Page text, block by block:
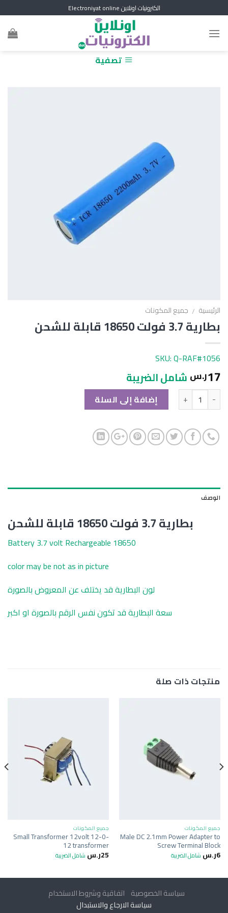
to
content
الكترونيات اونلاين Electroniyat online
تصفية
الرئيسية / جميع المكونات
بطارية 3.7 فولت 18650 قابلة للشحن
SKU: Q-RAF#1056
17ر.س شامل الضريبة
الكمية إضافة إلى السلة
الوصف
بطارية 3.7 فولت 18650 قابلة للشحن
Battery 3.7 volt Rechargeable 18650
color may be not as in picture
لون البطارية قد يختلف عن المعروض بالصورة
سعة البطارية قد تكون نفس الرقم بالصورة او اكبر
منتجات ذات صلة
جميع المكونات
Male DC 2.1mm Power Adapter to
Screw Terminal Block
6ر.س شامل الضريبة
جميع المكونات
Small Transformer 12volt 12-0-
12 transformer
25ر.س شامل الضريبة
سياسة الخصوصية اتفاقية وشروط الاستخدام
سياسة الارجاع والاستبدال